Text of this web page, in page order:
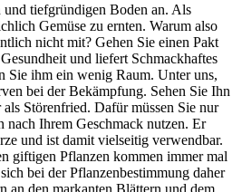
und tiefgründigen Boden an. Als
Gemüse zu ernten. Warum also
nicht mit? Gehen Sie einen Pakt
und liefert Schmackhaftes
Sie ihm ein wenig Raum. Unter uns,
bei der Bekämpfung. Sehen Sie Ihn
Störenfried. Dafür müssen Sie nur
nach Ihrem Geschmack nutzen. Er
und ist damit vielseitig verwendbar.
giftigen Pflanzen kommen immer mal
bei der Pflanzenbestimmung daher
an den markanten Blättern und dem